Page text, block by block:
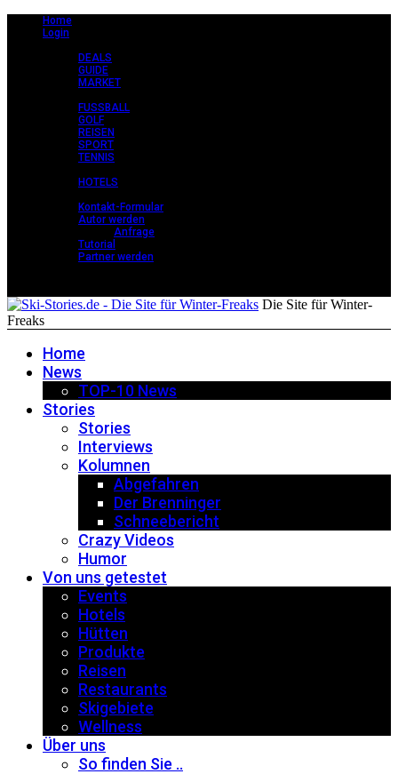
Home
Login
DEALS
GUIDE
MARKET
FUSSBALL
GOLF
REISEN
SPORT
TENNIS
HOTELS
Kontakt-Formular
Autor werden
Anfrage
Tutorial
Partner werden
Die Site für Winter-
Freaks
Home
News
TOP-10 News
Stories
Stories
Interviews
Kolumnen
Abgefahren
Der Brenninger
Schneebericht
Crazy Videos
Humor
Von uns getestet
Events
Hotels
Hütten
Produkte
Reisen
Restaurants
Skigebiete
Wellness
Über uns
So finden Sie ..